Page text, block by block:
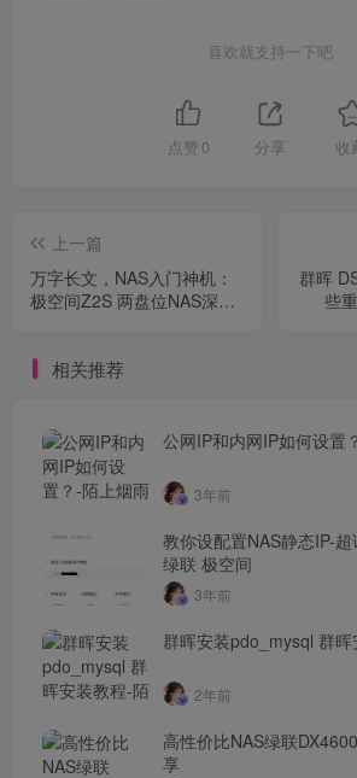
喜欢就支持一下吧
点赞 0 分享 收
上一篇
万字长文，NAS入门神机：
极空间Z2S 两盘位NAS深度
群晖
些
相关推荐
公网IP和内网IP如何设置？
3年前
教你设配置NAS静态IP-
绿联 极空间
3年前
群晖安装pdo_mysql 群晖
2年前
高性价比NAS绿联
享